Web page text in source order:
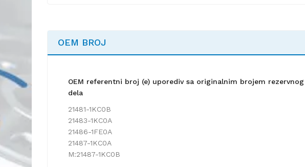
OEM BROJ
OEM referentni broj (e) uporediv sa originalnim brojem rezervnog
dela
21481-1KC0B
21483-1KC0A
21486-1FE0A
21487-1KC0A
M:21487-1KC0B